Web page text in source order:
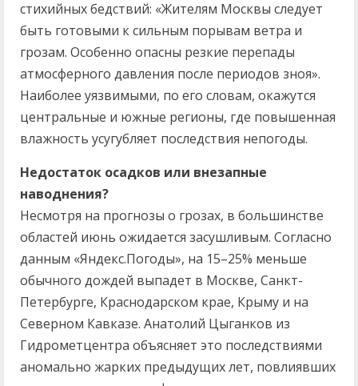
стихийных бедствий: «Жителям Москвы следует
быть готовыми к сильным порывам ветра и
грозам. Особенно опасны резкие перепады
атмосферного давления после периодов зноя».
Наиболее уязвимыми, по его словам, окажутся
центральные и южные регионы, где повышенная
влажность усугубляет последствия непогоды.
Недостаток осадков или внезапные
наводнения?
Несмотря на прогнозы о грозах, в большинстве
областей июнь ожидается засушливым. Согласно
данным «Яндекс.Погоды», на 15–25% меньше
обычного дождей выпадет в Москве, Санкт-
Петербурге, Краснодарском крае, Крыму и на
Северном Кавказе. Анатолий Цыганков из
Гидрометцентра объясняет это последствиями
аномально жарких предыдущих лет, повлиявших